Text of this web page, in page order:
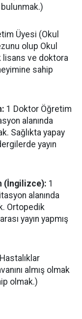
bulunmak.)
Üyesi (Okul
olup Okul
lisans ve doktora
sahip
1 Doktor Öğretim
alanında
Sağlıkta yapay
yayın
(İngilizce): 1
alanında
Ortopedik
yayın yapmış
almış olmak
olmak.)